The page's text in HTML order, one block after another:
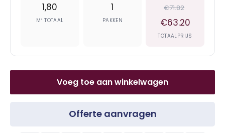
1,80
M² TOTAAL
1
PAKKEN
€71.82
€63.20
TOTAALPRIJS
Voeg toe aan winkelwagen
Offerte aanvragen